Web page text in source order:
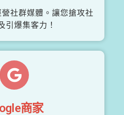
社群媒體。讓您搶攻社
引爆集客力！
商家